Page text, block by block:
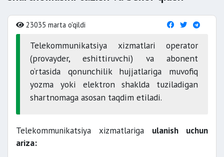
23035 marta o'qildi
Telekommunikatsiya xizmatlari operator
(provayder, eshittiruvchi) va abonent
o‘rtasida qonunchilik hujjatlariga muvofiq
yozma yoki elektron shaklda tuziladigan
shartnomaga asosan taqdim etiladi.
Telekommunikatsiya xizmatlariga ulanish uchun
ariza: